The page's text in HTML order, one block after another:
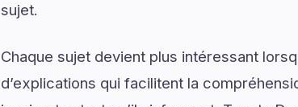
sujet.
Chaque sujet devient plus intéressant
d’explications qui facilitent la